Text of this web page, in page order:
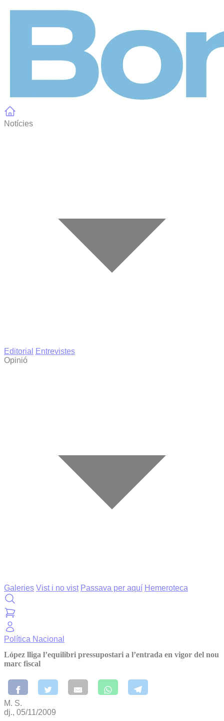
Notícies
Editorial
Entrevistes
Opinió
Galeries Vist i no vist Passava per aquí Hemeroteca
Política Nacional
López lliga l’equilibri pressupostari a l’entrada en vigor del nou
marc fiscal
M. S.
dj., 05/11/2009